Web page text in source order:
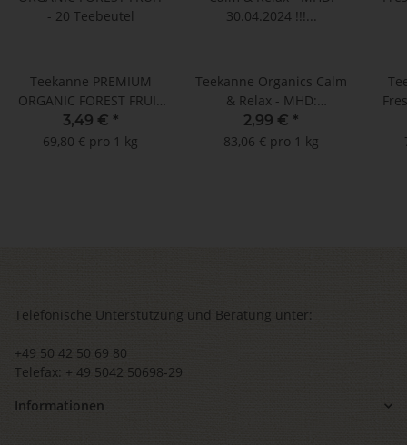
Teekanne PREMIUM
ORGANIC FOREST FRUIT
- 20 Teebeutel
3,49 € *
69,80 € pro 1 kg
Teekanne Organics Calm
& Relax - MHD:
30.04.2024 !!! (20
Teebeutel à 1,8 g)
2,99 € *
83,06 € pro 1 kg
Telefonische Unterstützung und Beratung unter:
+49 50 42 50 69 80
Telefax: + 49 5042 50698-29
Informationen